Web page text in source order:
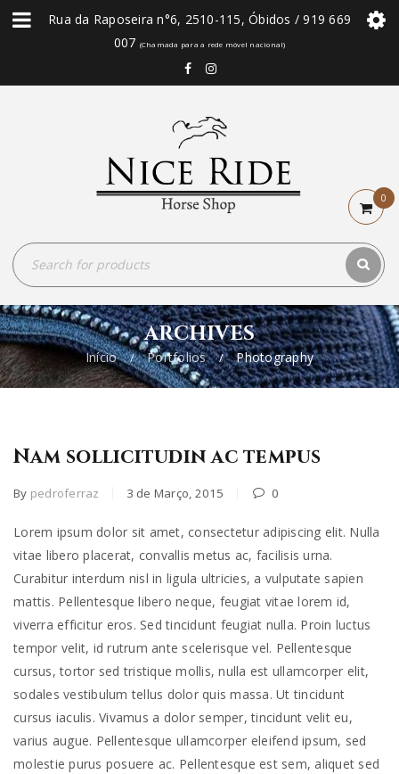
Rua da Raposeira n°6, 2510-115, Óbidos / 919 669
007 (Chamada para a rede móvel nacional)
0
ARCHIVES
Início / Portfolios / Photography
Nam sollicitudin ac tempus
By pedroferraz 3 de Março, 2015 0
Lorem ipsum dolor sit amet, consectetur adipiscing elit. Nulla
vitae libero placerat, convallis metus ac, facilisis urna.
Curabitur interdum nisl in ligula ultricies, a vulputate sapien
mattis. Pellentesque libero neque, feugiat vitae lorem id,
viverra efficitur eros. Sed tincidunt feugiat nulla. Proin luctus
tempor velit, id rutrum ante scelerisque vel. Pellentesque
cursus, tortor sed tristique mollis, nulla est ullamcorper elit,
sodales vestibulum tellus dolor quis massa. Ut tincidunt
cursus iaculis. Vivamus a dolor semper, tincidunt velit eu,
varius augue. Pellentesque ullamcorper eleifend ipsum, sed
molestie purus posuere ac. Pellentesque est sem, aliquet sed